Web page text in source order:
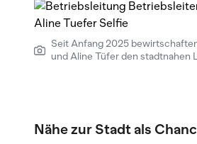
Seit Anfang 2025
und Aline Tüfer den stadtnahen
Nähe zur Stadt als